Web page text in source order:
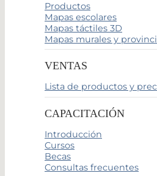
Productos
Mapas escolares
Mapas táctiles 3D
Mapas murales y
VENTAS
Lista de productos y
CAPACITACIÓN
Introducción
Cursos
Becas
Consultas frecuentes